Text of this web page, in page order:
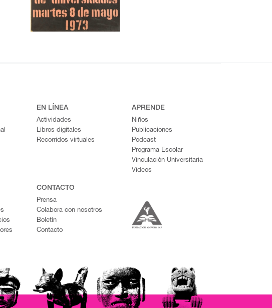
EN LÍNEA
Actividades
Libros digitales
Recorridos virtuales
APRENDE
Niños
Publicaciones
Podcast
Programa Escolar
Vinculación Universitaria
Videos
CONTACTO
Prensa
Colabora con nosotros
Boletín
Contacto